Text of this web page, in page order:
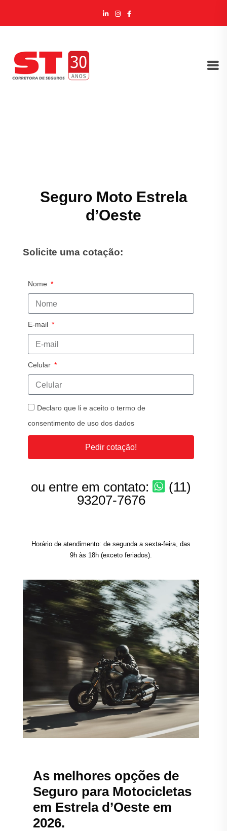
Seguro Moto Estrela
d’Oeste
Solicite uma cotação:
Nome
E-mail
Celular
Declaro que li e aceito o termo de
consentimento de uso dos dados
Pedir cotação!
ou entre em contato:
(11)
93207-7676
Horário de atendimento: de segunda a sexta-feira, das
9h às 18h (exceto feriados).
As melhores opções de
Seguro para Motocicletas
em Estrela d’Oeste em
2026.